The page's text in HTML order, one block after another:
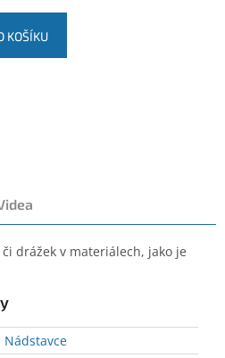
KOŠÍKU
drážek v materiálech, jako je
Nádstavce